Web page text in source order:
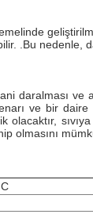
.Bu nedenle,
daralması
ve bir
olacaktır,
olmasını